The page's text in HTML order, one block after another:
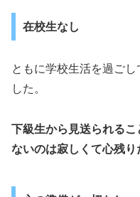
在校生なし
ともに学校生活を過ご
した。
下級生から見送られる
ないのは寂しくて心残